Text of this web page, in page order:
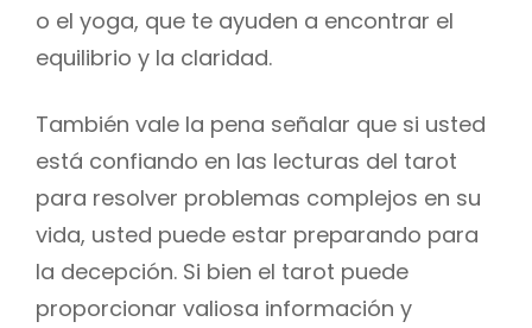
o el yoga, que te ayuden a encontrar el
equilibrio y la claridad.
También vale la pena señalar que si usted
está confiando en las lecturas del tarot
para resolver problemas complejos en su
vida, usted puede estar preparando para
la decepción. Si bien el tarot puede
proporcionar valiosa información y